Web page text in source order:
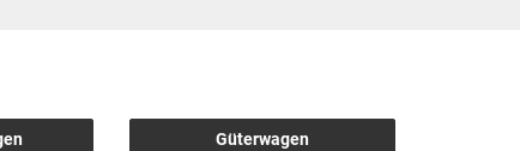
Güterwagen